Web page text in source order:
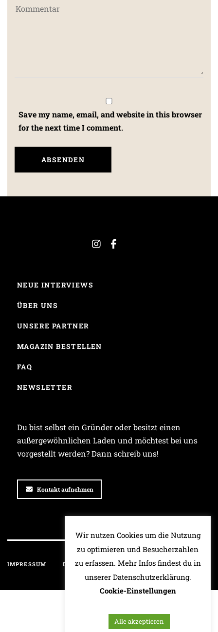
Save my name, email, and website in this browser
for the next time I comment.
NEUE INTERVIEWS
ÜBER UNS
UNSERE PARTNER
MAGAZIN BESTELLEN
FAQ
NEWSLETTER
Du bist selbst ein Gründer oder besitzt einen
außergewöhnlichen Laden und möchtest bei uns
vorgestellt werden? Dann schreib uns!
Kontakt aufnehmen
IMPRESSUM DATENSCHUTZ HAFTUNGSAUSSCHLUSS
Wir nutzen Cookies um die Nutzung
zu optimieren und Besucherzahlen
zu erfassen. Mehr Infos findest du in
unserer Datenschutzerklärung.
Cookie-Einstellungen
Alle akzeptieren